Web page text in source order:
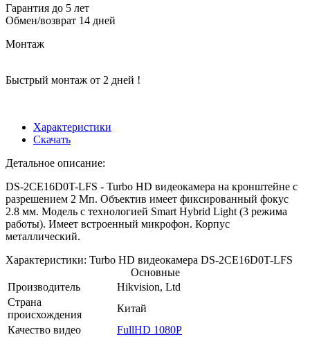
Гарантия до 5 лет
Обмен/возврат 14 дней
Монтаж
Быстрый монтаж от 2 дней !
Характеристики
Скачать
Детальное описание:
DS-2CE16D0T-LFS - Turbo HD видеокамера на кронштейне с
разрешением 2 Мп. Объектив имеет фиксированный фокус
2.8 мм. Модель с технологией Smart Hybrid Light (3 режима
работы). Имеет встроенный микрофон. Корпус
металлический.
Характеристики: Turbo HD видеокамера DS-2CE16D0T-LFS
Основные
Производитель
Hikvision, Ltd
Страна
происхождения
Китай
Качество видео
FullHD 1080P